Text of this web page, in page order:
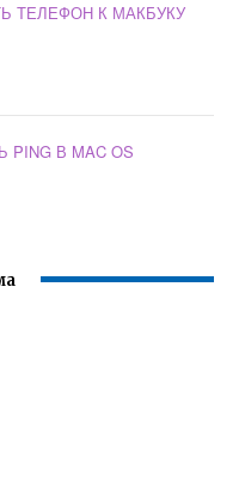
ТЕЛЕФОН К МАКБУКУ
В MAC OS